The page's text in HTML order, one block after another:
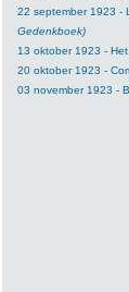
22 september 1923 -
Gedenkboek)
13 oktober 1923 -
20 oktober 1923 -
03 november 1923 -